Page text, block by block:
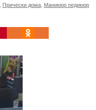
Прически дома Маникюр педикюр